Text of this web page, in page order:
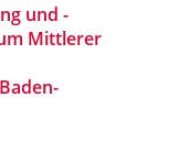
und -
Mittlerer